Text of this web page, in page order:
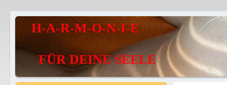
H-A-R-M-O-N-I-E
FÜR DEINE SEELE